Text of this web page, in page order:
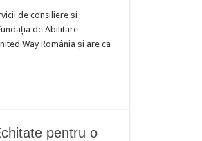
de consiliere și
de Abilitare
Way România și are ca
pentru o